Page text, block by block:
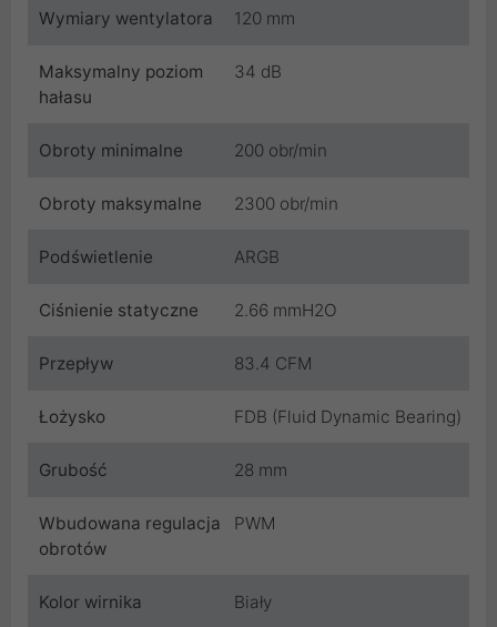
Wymiary wentylatora 120 mm
Maksymalny poziom
hałasu
34 dB
Obroty minimalne 200 obr/min
Obroty maksymalne 2300 obr/min
Podświetlenie ARGB
Ciśnienie statyczne 2.66 mmH2O
Przepływ 83.4 CFM
Łożysko FDB (Fluid Dynamic Bearing)
Grubość 28 mm
Wbudowana regulacja
obrotów
PWM
Kolor wirnika Biały